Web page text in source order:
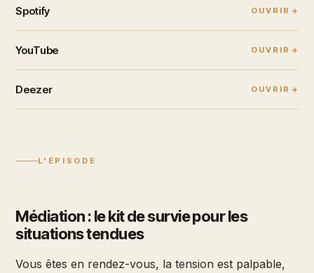
Spotify OUVRIR
YouTube OUVRIR
Deezer OUVRIR
L'ÉPISODE
Médiation : le kit de survie pour les
situations tendues
Vous êtes en rendez-vous, la tension est palpable,